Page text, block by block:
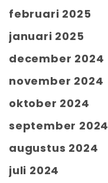
februari 2025
januari 2025
december 2024
november 2024
oktober 2024
september 2024
augustus 2024
juli 2024